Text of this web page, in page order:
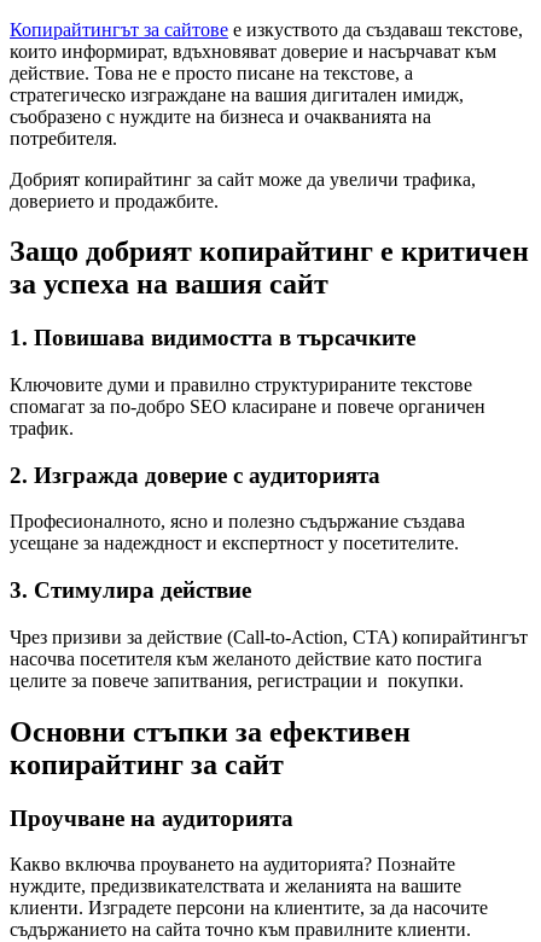
Копирайтингът за сайтове е изкуството да създаваш текстове,
които информират, вдъхновяват доверие и насърчават към
действие. Това не е просто писане на текстове, а
стратегическо изграждане на вашия дигитален имидж,
съобразено с нуждите на бизнеса и очакванията на
потребителя.
Добрият копирайтинг за сайт може да увеличи трафика,
доверието и продажбите.
Защо добрият копирайтинг е критичен
за успеха на вашия сайт
1. Повишава видимостта в търсачките
Ключовите думи и правилно структурираните текстове
спомагат за по-добро SEO класиране и повече органичен
трафик.
2. Изгражда доверие с аудиторията
Професионалното, ясно и полезно съдържание създава
усещане за надеждност и експертност у посетителите.
3. Стимулира действие
Чрез призиви за действие (Call-to-Action, CTA) копирайтингът
насочва посетителя към желаното действие като постига
целите за повече запитвания, регистрации и покупки.
Основни стъпки за ефективен
копирайтинг за сайт
Проучване на аудиторията
Какво включва проуването на аудиторията? Познайте
нуждите, предизвикателствата и желанията на вашите
клиенти. Изградете персони на клиентите, за да насочите
съдържанието на сайта точно към правилните клиенти.